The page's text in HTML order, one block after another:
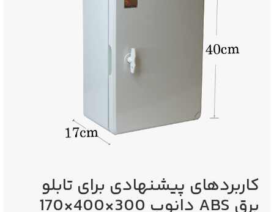
کاربردهای پیشنهادی برای تابلو
برق ABS دانوب 300×400×170